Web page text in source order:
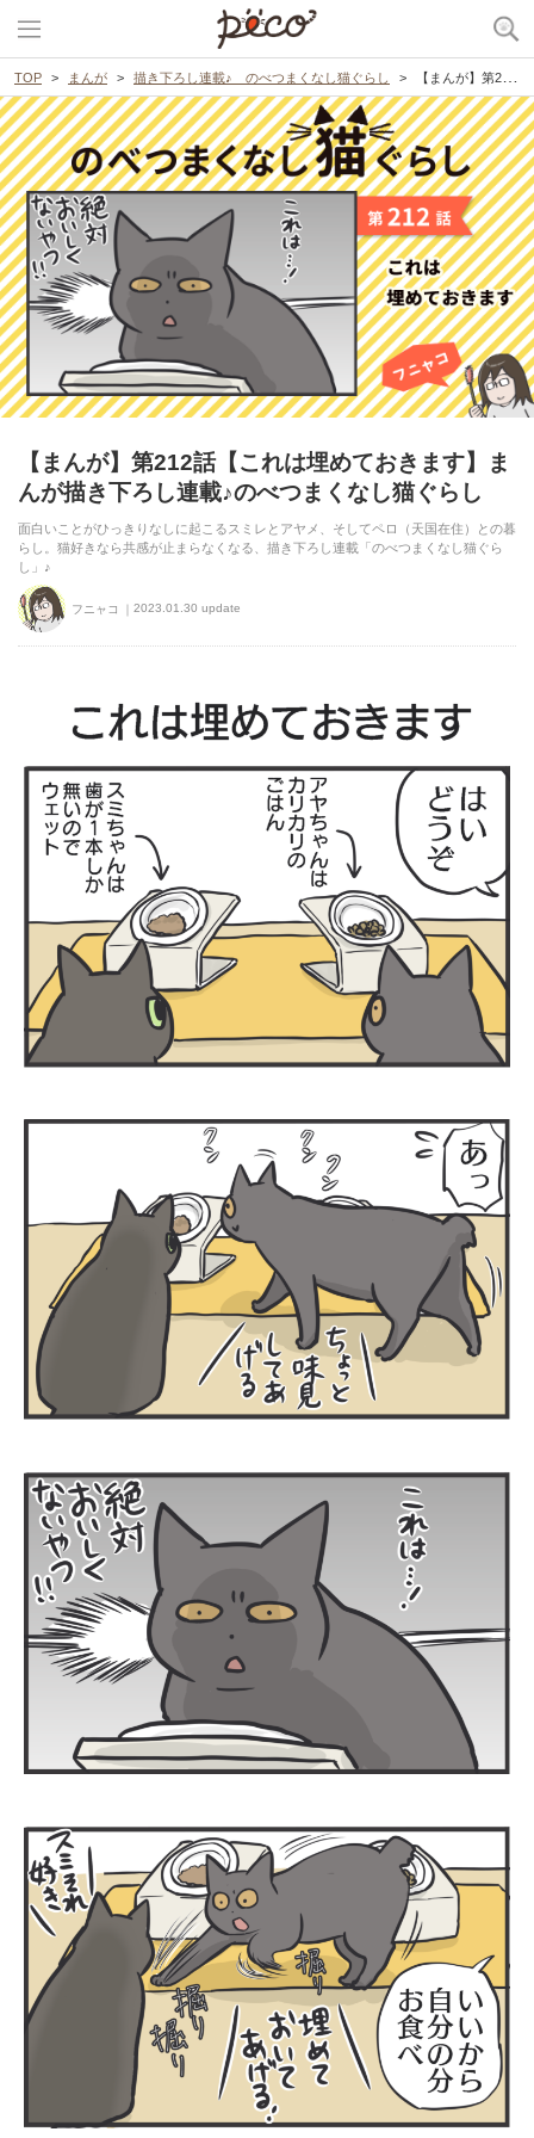
TOP まんが 描き下ろし連載♪ のべつまくなし猫ぐらし 【まんが】第212話【これは埋めておきます】まんが描き下ろし連載♪のべつまくなし猫ぐらし
【まんが】第212話【これは埋めておきます】ま
んが描き下ろし連載♪のべつまくなし猫ぐらし
面白いことがひっきりなしに起こるスミレとアヤメ、そしてペロ（天国在住）との暮
らし。猫好きなら共感が止まらなくなる、描き下ろし連載「のべつまくなし猫ぐら
し」♪
フニャコ 2023.01.30 update